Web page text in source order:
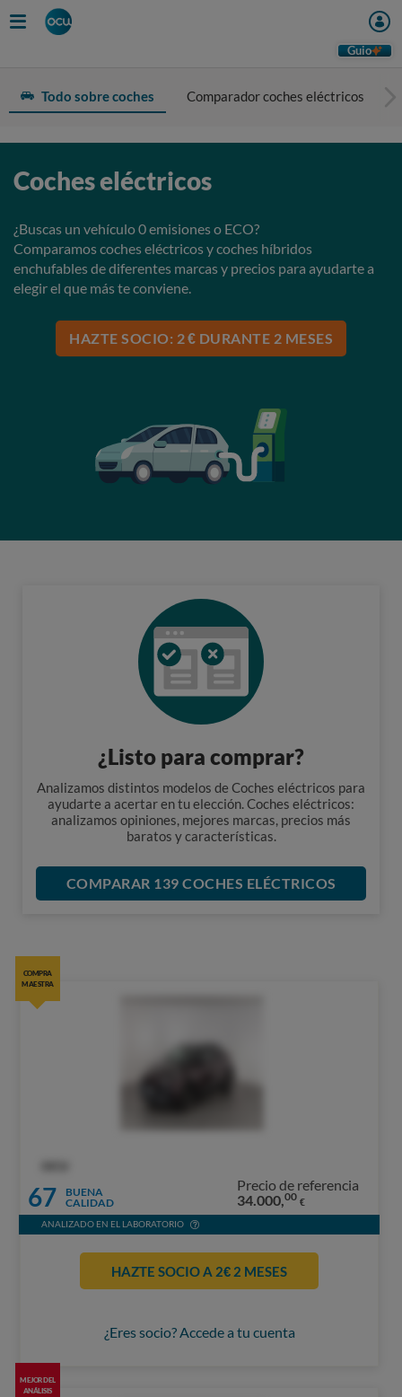
Guio
Todo sobre coches Comparador coches eléctricos
Coches eléctricos
¿Buscas un vehículo 0 emisiones o ECO?
Comparamos coches eléctricos y coches híbridos
enchufables de diferentes marcas y precios para ayudarte a
elegir el que más te conviene.
HAZTE SOCIO: 2 € DURANTE 2 MESES
¿Listo para comprar?
Analizamos distintos modelos de Coches eléctricos para
ayudarte a acertar en tu elección. Coches eléctricos:
analizamos opiniones, mejores marcas, precios más
baratos y características.
COMPARAR 139 COCHES ELÉCTRICOS
COMPRA
MAESTRA
67
BUENA
CALIDAD
Precio de referencia
34.000,00 €
ANALIZADO EN EL LABORATORIO
HAZTE SOCIO A 2€ 2 MESES
¿Eres socio? Accede a tu cuenta
MEJOR DEL
ANÁLISIS